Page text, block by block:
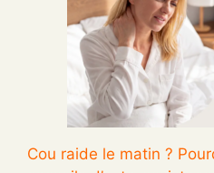
Cou raide le matin ?